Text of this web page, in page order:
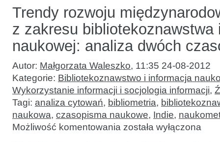
Trendy rozwoju
z zakresu bibliotekoznawstwa
naukowej: analiza dwóch
Autor: Małgorzata Waleszko, 11:35 24-08-2012
Kategorie: Bibliotekoznawstwo i informacja
Wykorzystanie informacji i socjologia informacji,
Tagi: analiza cytowań, bibliometria,
naukowa, czasopisma naukowe, Indie,
Możliwość komentowania Trendy
rozwoju
została wyłączona